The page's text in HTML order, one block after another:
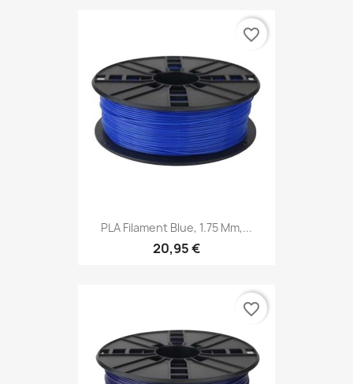
PLA Filament Blue, 1.75 Mm,...
20,95 €
favorite_border
favorite_border